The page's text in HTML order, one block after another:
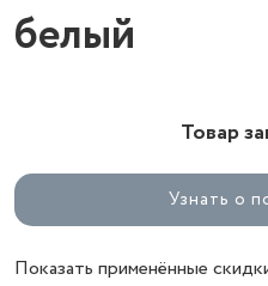
белый
Товар
Узнать о
Показать применённые